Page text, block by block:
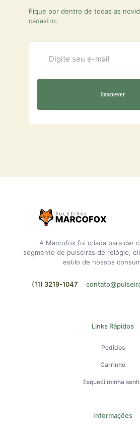
Fique por dentro de todas as
cadastro.
A Marcofox foi criada para dar
segmento de pulseiras de relógio,
estilo de nossos
(11) 3219-1047
Links Rápidos
Pedidos
Carrinho
Esqueci minha
Informações